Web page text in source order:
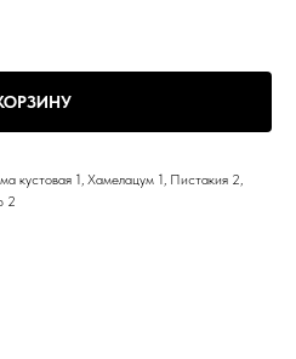
кустовая 1, Хамелацум 1, Пистакия 2,
2